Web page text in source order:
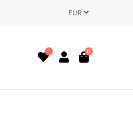
EUR
0